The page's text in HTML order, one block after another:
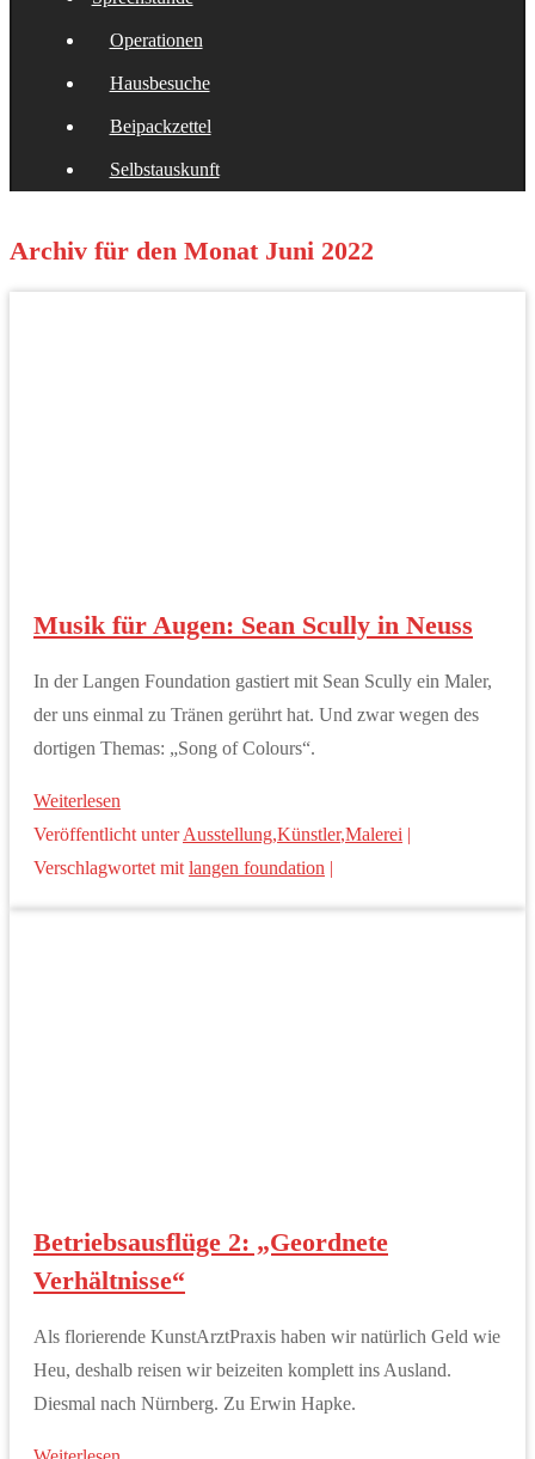
Operationen
Hausbesuche
Beipackzettel
Selbstauskunft
Archiv für den Monat Juni 2022
Musik für Augen: Sean Scully in Neuss
In der Langen Foundation gastiert mit Sean Scully ein Maler,
der uns einmal zu Tränen gerührt hat. Und zwar wegen des
dortigen Themas: „Song of Colours“.
Weiterlesen
Veröffentlicht unter Ausstellung,Künstler,Malerei |
Verschlagwortet mit langen foundation |
Betriebsausflüge 2: „Geordnete
Verhältnisse“
Als florierende KunstArztPraxis haben wir natürlich Geld wie
Heu, deshalb reisen wir beizeiten komplett ins Ausland.
Diesmal nach Nürnberg. Zu Erwin Hapke.